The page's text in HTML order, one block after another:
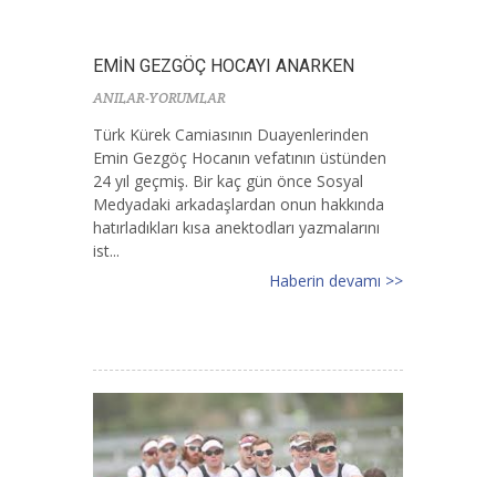
EMİN GEZGÖÇ HOCAYI ANARKEN
ANILAR-YORUMLAR
Türk Kürek Camiasının Duayenlerinden
Emin Gezgöç Hocanın vefatının üstünden
24 yıl geçmiş. Bir kaç gün önce Sosyal
Medyadaki arkadaşlardan onun hakkında
hatırladıkları kısa anektodları yazmalarını
ist...
Haberin devamı >>